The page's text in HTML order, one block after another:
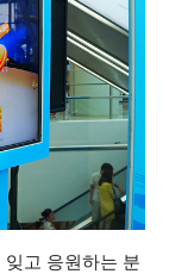
고 응원하는 분